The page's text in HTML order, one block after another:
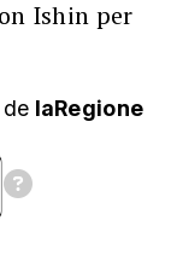
Ishin per
de laRegione